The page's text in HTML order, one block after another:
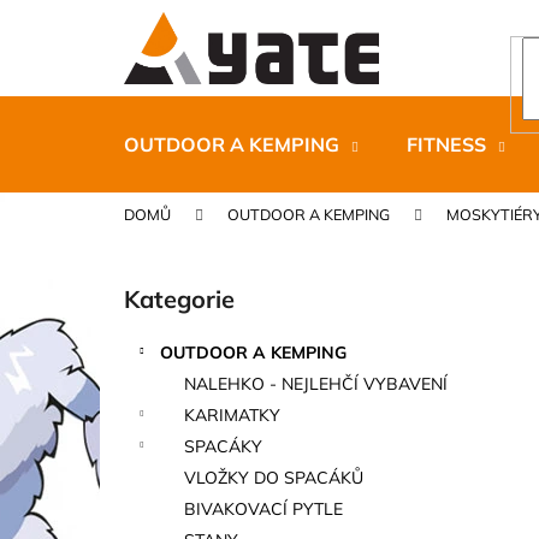
OUTDOOR A KEMPING FITNESS
DOMŮ OUTDOOR A KEMPING
r
a
n
Přeskočit
kategorie
Kategorie
OUTDOOR A KEMPING
NALEHKO - NEJLEHČÍ VYBAVENÍ
KARIMATKY
SPACÁKY
VLOŽKY DO SPACÁKŮ
BIVAKOVACÍ PYTLE
í
do
do
CARNOSPORT GEL 100 ML
899 Kč